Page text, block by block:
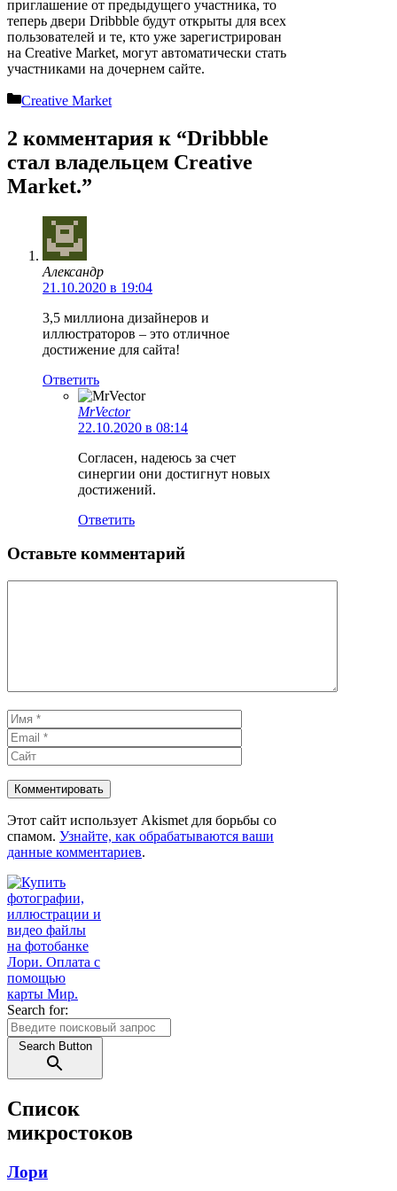
приглашение от предыдущего участника, то
теперь двери Dribbble будут открыты для всех
пользователей и те, кто уже зарегистрирован
на Creative Market, могут автоматически стать
участниками на дочернем сайте.
Рубрики
Creative Market
2 комментария к “Dribbble
стал владельцем Creative
Market.”
Александр
21.10.2020 в 19:04
3,5 миллиона дизайнеров и
иллюстраторов – это отличное
достижение для сайта!
Ответить
MrVector
22.10.2020 в 08:14
Согласен, надеюсь за счет
синергии они достигнут новых
достижений.
Ответить
Оставьте комментарий
Имя
Этот сайт использует Akismet для борьбы со
спамом. Узнайте, как обрабатываются ваши
данные комментариев.
Search for:
Search Button
Список
микростоков
Лори